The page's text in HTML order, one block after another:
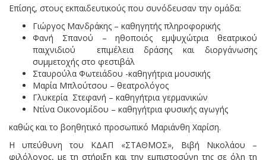
Επίσης, στους εκπαιδευτικούς που συνόδευσαν την ομάδα:
Γιώργος Μανδράκης – καθηγητής πληροφορικής
Φανή Σπανού – ηθοποιός εμψυχώτρια θεατρικού
παιχνιδιού επιμέλεια δράσης και διοργάνωσης
συμμετοχής στο φεστιβάλ
Σταυρούλα Φωτειάδου -καθηγήτρια μουσικής
Μαρία Μπλούτσου – θεατρολόγος
Γλυκερία Στεφανή – καθηγήτρια γερμανικών
Ντίνα Οικονομίδου – καθηγήτρια φυσικής αγωγής
καθώς και το βοηθητικό προσωπικό Μαριάνθη Χαρίση.
Η υπεύθυνη του ΚΔΑΠ «ΣΤΑΘΜΟΣ», Βιβή Νικολάου –
φιλόλογος, με τη στήριξη και την εμπιστοσύνη της σε όλη τη